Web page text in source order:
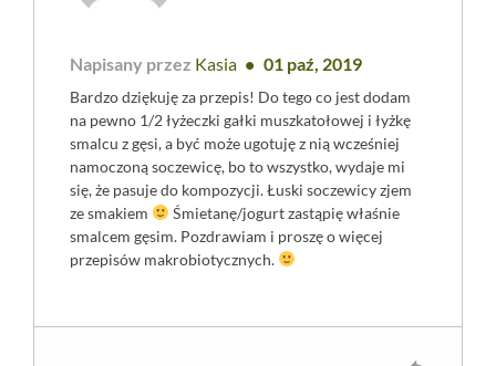
Napisany przez Kasia 01 paź, 2019
Bardzo dziękuję za przepis! Do tego co jest dodam
na pewno 1/2 łyżeczki gałki muszkatołowej i łyżkę
smalcu z gęsi, a być może ugotuję z nią wcześniej
namoczoną soczewicę, bo to wszystko, wydaje mi
się, że pasuje do kompozycji. Łuski soczewicy zjem
ze smakiem
Śmietanę/jogurt zastąpię właśnie
smalcem gęsim. Pozdrawiam i proszę o więcej
przepisów makrobiotycznych.